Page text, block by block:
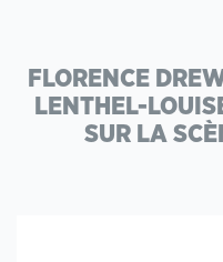
FLORENCE
LENTHEL-
SUR LA